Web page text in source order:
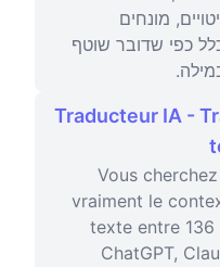
מונחים
כפי שדובר שוטף
Traducteur IA -
Vous
vraiment le
texte entre 136
ChatGPT,